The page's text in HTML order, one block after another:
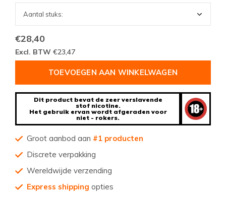
€28,40
Excl. BTW €23,47
TOEVOEGEN AAN WINKELWAGEN
Dit product bevat de zeer verslavende
stof nicotine.
Het gebruik ervan wordt afgeraden voor
niet - rokers.
Groot aanbod aan #1 producten
Discrete verpakking
Wereldwijde verzending
Express shipping opties